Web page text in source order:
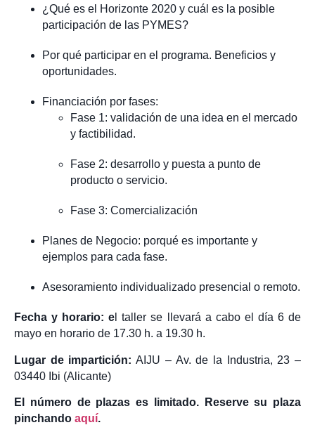
¿Qué es el Horizonte 2020 y cuál es la posible
participación de las PYMES?
Por qué participar en el programa. Beneficios y
oportunidades.
Financiación por fases:
Fase 1: validación de una idea en el mercado
y factibilidad.
Fase 2: desarrollo y puesta a punto de
producto o servicio.
Fase 3: Comercialización
Planes de Negocio: porqué es importante y
ejemplos para cada fase.
Asesoramiento individualizado presencial o remoto.
Fecha y horario: e l taller se llevará a cabo el día 6 de
mayo en horario de 17.30 h. a 19.30 h.
Lugar de impartición: AIJU – Av. de la Industria, 23 –
03440 Ibi (Alicante)
El número de plazas es limitado. Reserve su plaza
pinchando aquí.